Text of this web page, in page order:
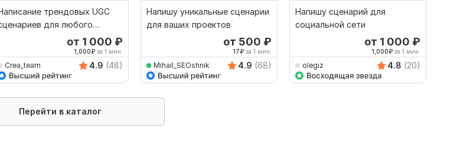
трендовых UGC
для любого
от 1 000 ₽
1,000₽ за 1 мин.
Crea_team 4.9 (48)
Напишу уникальные сценарии
для ваших проектов
от 500 ₽
17₽ за 1 мин.
Mihail_SEOshnik 4.9 (68)
Напишу сценарий для
социальной сети
от 1 000 ₽
1,000₽ за 1 мин.
olegiz 4.8 (20)
Перейти в каталог